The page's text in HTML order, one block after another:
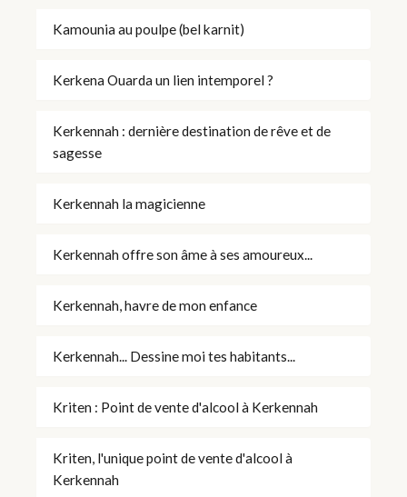
Kamounia au poulpe (bel karnit)
Kerkena Ouarda un lien intemporel ?
Kerkennah : dernière destination de rêve et de
sagesse
Kerkennah la magicienne
Kerkennah offre son âme à ses amoureux...
Kerkennah, havre de mon enfance
Kerkennah... Dessine moi tes habitants...
Kriten : Point de vente d'alcool à Kerkennah
Kriten, l'unique point de vente d'alcool à
Kerkennah